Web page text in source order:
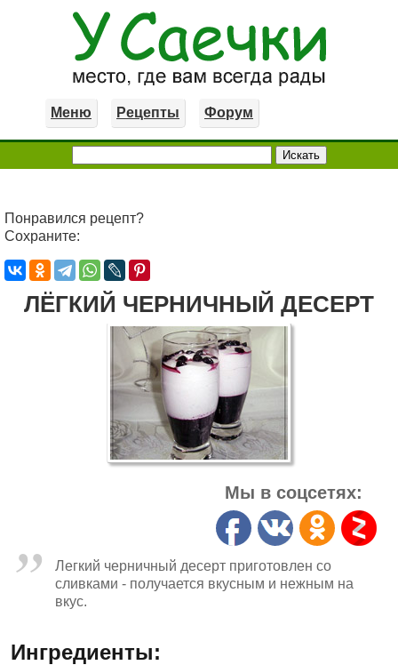
Меню Рецепты Форум
Понравился рецепт?
Сохраните:
ЛЁГКИЙ ЧЕРНИЧНЫЙ ДЕСЕРТ
Мы в соцсетях:
Легкий черничный десерт приготовлен со
сливками - получается вкусным и нежным на
вкус.
Ингредиенты: